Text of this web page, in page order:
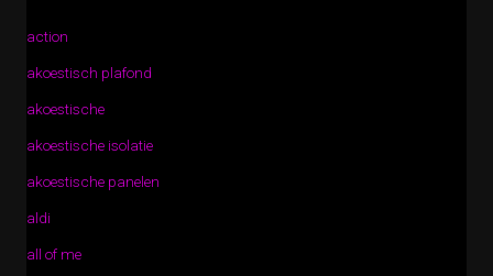
action
akoestisch plafond
akoestische
akoestische isolatie
akoestische panelen
aldi
all of me